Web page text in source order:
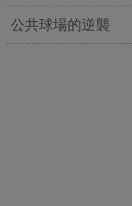
公共球場的逆襲